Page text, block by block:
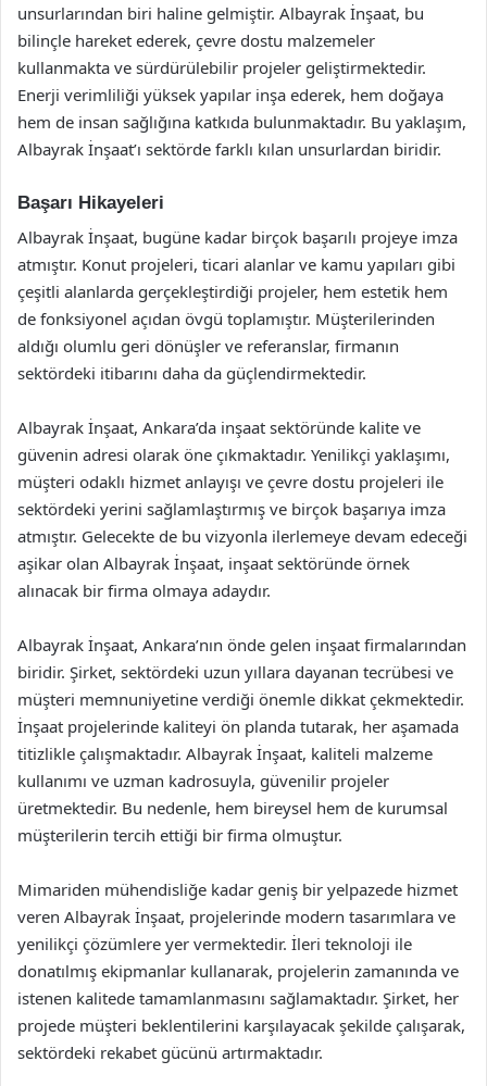
unsurlarından biri haline gelmiştir. Albayrak İnşaat, bu
bilinçle hareket ederek, çevre dostu malzemeler
kullanmakta ve sürdürülebilir projeler geliştirmektedir.
Enerji verimliliği yüksek yapılar inşa ederek, hem doğaya
hem de insan sağlığına katkıda bulunmaktadır. Bu yaklaşım,
Albayrak İnşaat’ı sektörde farklı kılan unsurlardan biridir.
Başarı Hikayeleri
Albayrak İnşaat, bugüne kadar birçok başarılı projeye imza
atmıştır. Konut projeleri, ticari alanlar ve kamu yapıları gibi
çeşitli alanlarda gerçekleştirdiği projeler, hem estetik hem
de fonksiyonel açıdan övgü toplamıştır. Müşterilerinden
aldığı olumlu geri dönüşler ve referanslar, firmanın
sektördeki itibarını daha da güçlendirmektedir.
Albayrak İnşaat, Ankara’da inşaat sektöründe kalite ve
güvenin adresi olarak öne çıkmaktadır. Yenilikçi yaklaşımı,
müşteri odaklı hizmet anlayışı ve çevre dostu projeleri ile
sektördeki yerini sağlamlaştırmış ve birçok başarıya imza
atmıştır. Gelecekte de bu vizyonla ilerlemeye devam edeceği
aşikar olan Albayrak İnşaat, inşaat sektöründe örnek
alınacak bir firma olmaya adaydır.
Albayrak İnşaat, Ankara’nın önde gelen inşaat firmalarından
biridir. Şirket, sektördeki uzun yıllara dayanan tecrübesi ve
müşteri memnuniyetine verdiği önemle dikkat çekmektedir.
İnşaat projelerinde kaliteyi ön planda tutarak, her aşamada
titizlikle çalışmaktadır. Albayrak İnşaat, kaliteli malzeme
kullanımı ve uzman kadrosuyla, güvenilir projeler
üretmektedir. Bu nedenle, hem bireysel hem de kurumsal
müşterilerin tercih ettiği bir firma olmuştur.
Mimariden mühendisliğe kadar geniş bir yelpazede hizmet
veren Albayrak İnşaat, projelerinde modern tasarımlara ve
yenilikçi çözümlere yer vermektedir. İleri teknoloji ile
donatılmış ekipmanlar kullanarak, projelerin zamanında ve
istenen kalitede tamamlanmasını sağlamaktadır. Şirket, her
projede müşteri beklentilerini karşılayacak şekilde çalışarak,
sektördeki rekabet gücünü artırmaktadır.